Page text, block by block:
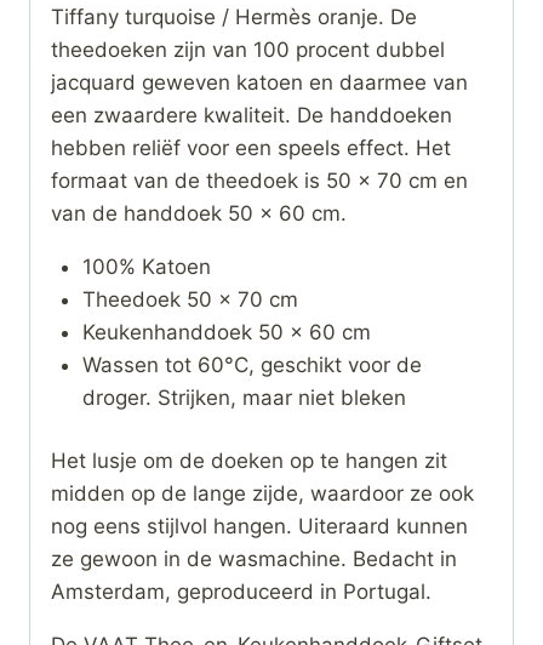
Tiffany turquoise / Hermès oranje. De
theedoeken zijn van 100 procent dubbel
jacquard geweven katoen en daarmee van
een zwaardere kwaliteit. De handdoeken
hebben reliëf voor een speels effect. Het
formaat van de theedoek is 50 x 70 cm en
van de handdoek 50 x 60 cm.
100% Katoen
Theedoek 50 x 70 cm
Keukenhanddoek 50 x 60 cm
Wassen tot 60°C, geschikt voor de
droger. Strijken, maar niet bleken
Het lusje om de doeken op te hangen zit
midden op de lange zijde, waardoor ze ook
nog eens stijlvol hangen. Uiteraard kunnen
ze gewoon in de wasmachine. Bedacht in
Amsterdam, geproduceerd in Portugal.